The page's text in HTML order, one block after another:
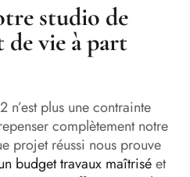
studio de
de vie à part
n’est plus une contrainte
complètement notre
projet réussi nous prouve
budget travaux maîtriséet